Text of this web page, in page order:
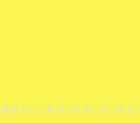
選択された条件では見つかりませ